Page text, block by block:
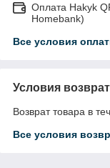
Оплата Hakyk
Homebank)
Все условия
Условия
Возврат товара в
Все условия